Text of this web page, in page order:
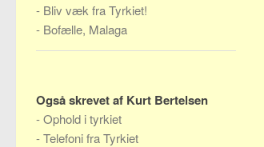
- Bliv væk fra Tyrkiet!
- Bofælle, Malaga
Også skrevet af Kurt Bertelsen
-Ophold i tyrkiet
-Telefoni fra Tyrkiet